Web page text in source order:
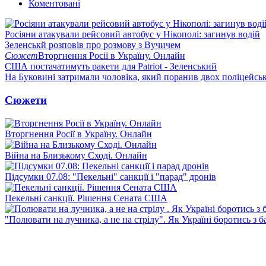
Коментовані
Росіяни атакували рейсовий автобус у Нікополі: загинув водій
Зеленськй розповів про розмову з Вучичем
СюжетВторгнення Росії в Україну. Онлайн
США постачатимуть ракети для Patriot - Зеленський
На Буковині затримали чоловіка, який поранив двох
Сюжети
Вторгнення Росії в Україну. Онлайн
Війна на Близькому Сході. Онлайн
Підсумки 07.08: "Пекельні" санкції і "парад" дронів
Пекельні санкції. Рішення Сената США
"Полювати на лучника, а не на стрілу". Як Україні боротись з